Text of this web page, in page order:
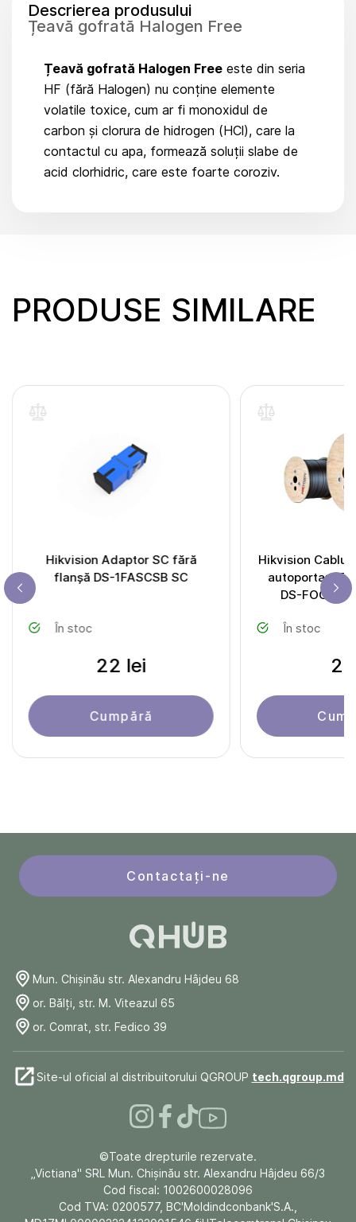
Descrierea produsului
Țeavă gofrată Halogen Free
Țeavă gofrată Halogen Free este din seria
HF (fără Halogen) nu conține elemente
volatile toxice, cum ar fi monoxidul de
carbon și clorura de hidrogen (HCl), care la
contactul cu apa, formează soluții slabe de
acid clorhidric, care este foarte coroziv.
PRODUSE SIMILARE
Hikvision Adaptor SC fără
flanșă DS-1FASCSB SC
În stoc
22 lei
Cumpără
Hikvision
autoportant
DS-FOGX-
În stoc
2
Contactați-ne
Mun. Chişinău str. Alexandru Hâjdeu 68
or. Bălți, str. M. Viteazul 65
or. Comrat, str. Fedico 39
Site-ul oficial al distribuitorului QGROUP tech.qgroup.md
©Toate drepturile rezervate.
„Victiana" SRL Mun. Chişinău str. Alexandru Hâjdeu 66/3
Cod fiscal: 1002600028096
Cod TVA: 0200577, BC'Moldindconbank'S.A.,